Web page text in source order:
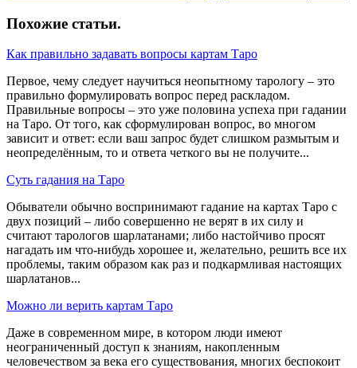
Похожие статьи.
Как правильно задавать вопросы картам Таро
Первое, чему следует научиться неопытному тарологу – это
правильно формулировать вопрос перед раскладом.
Правильные вопросы – это уже половина успеха при гадании
на Таро. От того, как сформулирован вопрос, во многом
зависит и ответ: если ваш запрос будет слишком размытым и
неопределённым, то и ответа четкого вы не получите...
Суть гадания на Таро
Обыватели обычно воспринимают гадание на картах Таро с
двух позиций – либо совершенно не верят в их силу и
считают тарологов шарлатанами; либо настойчиво просят
нагадать им что-нибудь хорошее и, желательно, решить все их
проблемы, таким образом как раз и подкармливая настоящих
шарлатанов...
Можно ли верить картам Таро
Даже в современном мире, в котором люди имеют
неограниченный доступ к знаниям, накопленным
человечеством за века его существования, многих беспокоит